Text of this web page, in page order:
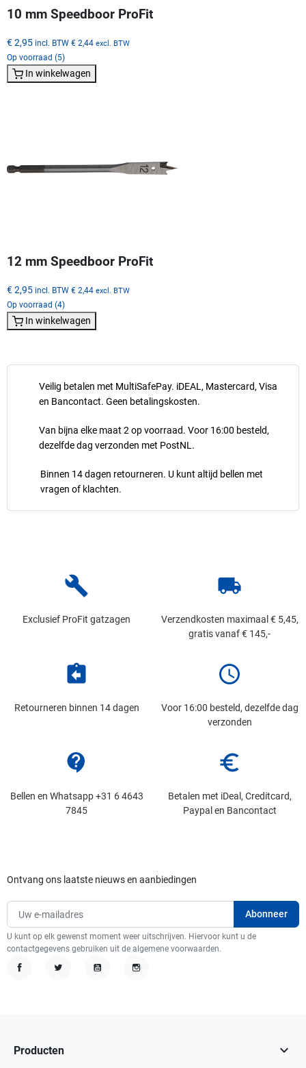
Veilig betalen met MultiSafePay. iDEAL, Mastercard, Visa
en Bancontact. Geen betalingskosten.
Van bijna elke maat 2 op voorraad. Voor 16:00 besteld,
dezelfde dag verzonden met PostNL.
Binnen 14 dagen retourneren. U kunt altijd bellen met
vragen of klachten.
10 mm Speedboor ProFit
€ 2,95 incl. BTW € 2,44 excl. BTW
Op voorraad (5)
In winkelwagen
12 mm Speedboor ProFit
€ 2,95 incl. BTW € 2,44 excl. BTW
Op voorraad (4)
In winkelwagen
build
Exclusief ProFit gatzagen
local_shipping
Verzendkosten maximaal € 5,45,
gratis vanaf € 145,-
assignment_return
Retourneren binnen 14 dagen
schedule
Voor 16:00 besteld, dezelfde dag
verzonden
contact_support
Bellen en Whatsapp +31 6 4643
7845
euro_symbol
Betalen met iDeal, Creditcard,
Paypal en Bancontact
Ontvang ons laatste nieuws en aanbiedingen
U kunt op elk gewenst moment weer uitschrijven. Hiervoor kunt u de
contactgegevens gebruiken uit de algemene voorwaarden.
Producten 